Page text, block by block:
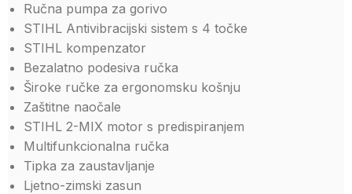
Ručna pumpa za gorivo
STIHL Antivibracijski sistem s 4 točke
STIHL kompenzator
Bezalatno podesiva ručka
Široke ručke za ergonomsku košnju
Zaštitne naočale
STIHL 2-MIX motor s predispiranjem
Multifunkcionalna ručka
Tipka za zaustavljanje
Ljetno-zimski zasun